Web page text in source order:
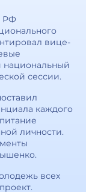
РФ
вице-
национальный
сессии.
каждого
личности.
всех